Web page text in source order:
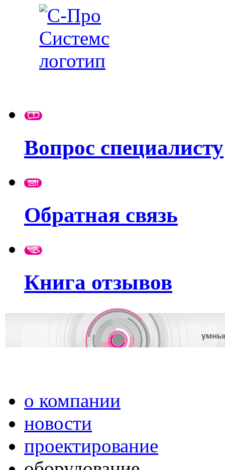
Вопрос специалисту
Обратная связь
Книга отзывов
о компании
новости
проектирование